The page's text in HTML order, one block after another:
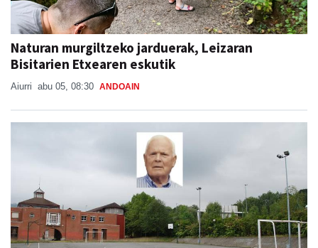
Naturan murgiltzeko jarduerak, Leizaran
Bisitarien Etxearen eskutik
Aiurri abu 05, 08:30 ANDOAIN